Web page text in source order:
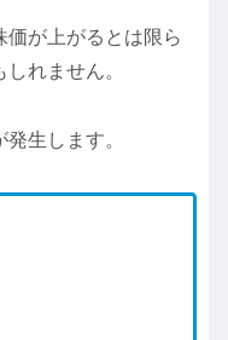
価が上がるとは限ら
れません。
生します。